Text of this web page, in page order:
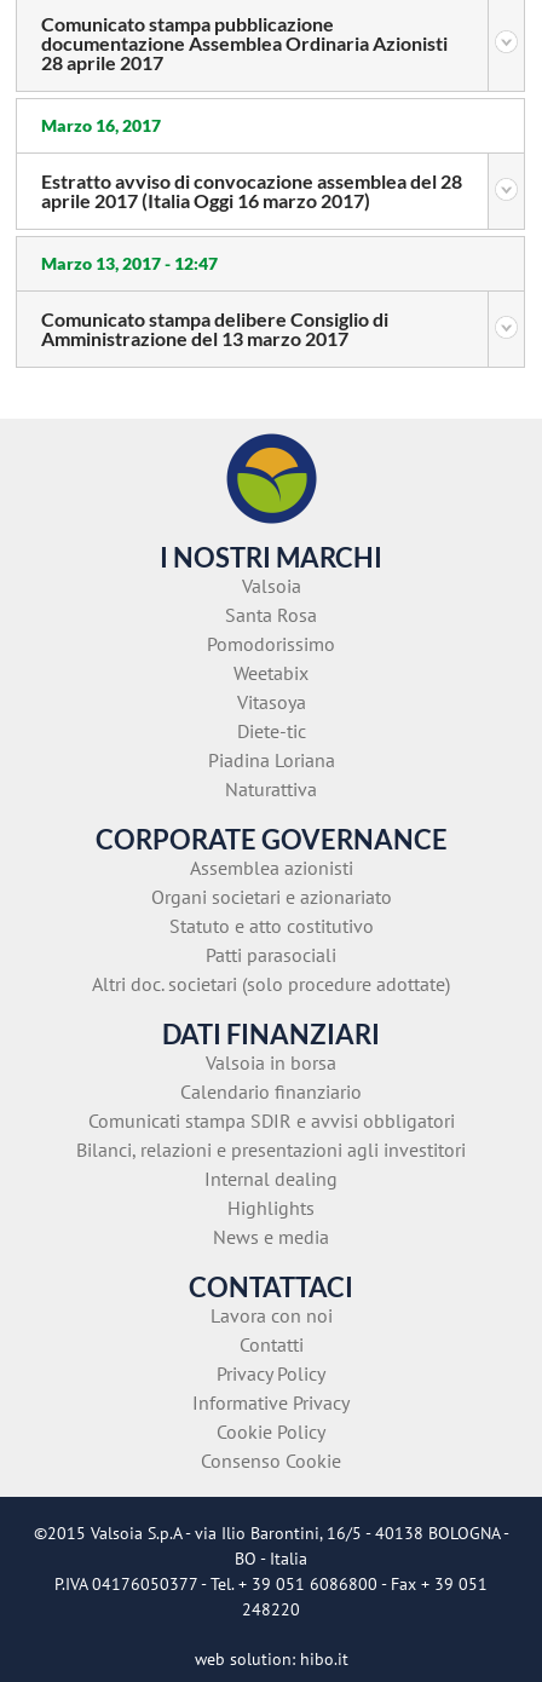
Comunicato stampa pubblicazione
documentazione Assemblea Ordinaria Azionisti
28 aprile 2017
Marzo 16, 2017
Estratto avviso di convocazione assemblea del 28
aprile 2017 (Italia Oggi 16 marzo 2017)
Marzo 13, 2017 - 12:47
Comunicato stampa delibere Consiglio di
Amministrazione del 13 marzo 2017
I NOSTRI MARCHI
Valsoia
Santa Rosa
Pomodorissimo
Weetabix
Vitasoya
Diete-tic
Piadina Loriana
Naturattiva
CORPORATE GOVERNANCE
Assemblea azionisti
Organi societari e azionariato
Statuto e atto costitutivo
Patti parasociali
Altri doc. societari (solo procedure adottate)
DATI FINANZIARI
Valsoia in borsa
Calendario finanziario
Comunicati stampa SDIR e avvisi obbligatori
Bilanci, relazioni e presentazioni agli investitori
Internal dealing
Highlights
News e media
CONTATTACI
Lavora con noi
Contatti
Privacy Policy
Informative Privacy
Cookie Policy
Consenso Cookie
©2015 Valsoia S.p.A - via Ilio Barontini, 16/5 - 40138 BOLOGNA -
BO - Italia
P.IVA 04176050377 - Tel. + 39 051 6086800 - Fax + 39 051
248220
web solution: hibo.it